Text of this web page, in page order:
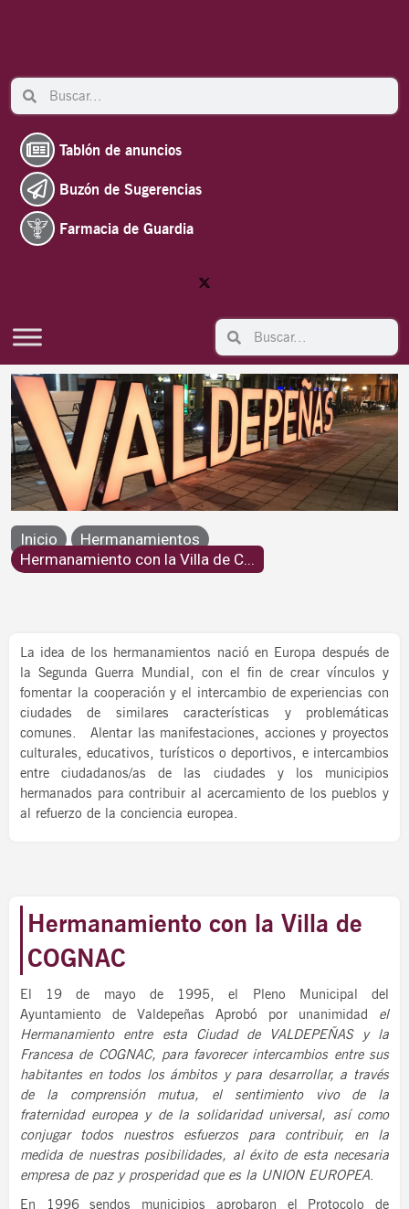
Search Search
Tablón de anuncios
Buzón de Sugerencias
Farmacia de Guardia
Search Search
Hermanamiento con la Villa de
Cognac
Inicio
Hermanamientos
Hermanamiento con la Villa de C...
La idea de los hermanamientos nació en Europa después de
la Segunda Guerra Mundial, con el fin de crear vínculos y
fomentar la cooperación y el intercambio de experiencias con
ciudades de similares características y problemáticas
comunes. Alentar las manifestaciones, acciones y proyectos
culturales, educativos, turísticos o deportivos, e intercambios
entre ciudadanos/as de las ciudades y los municipios
hermanados para contribuir al acercamiento de los pueblos y
al refuerzo de la conciencia europea.
Hermanamiento con la Villa de
COGNAC
El 19 de mayo de 1995, el Pleno Municipal del
Ayuntamiento de Valdepeñas Aprobó por unanimidad el
Hermanamiento entre esta Ciudad de VALDEPEÑAS y la
Francesa de COGNAC, para favorecer intercambios entre sus
habitantes en todos los ámbitos y para desarrollar, a través
de la comprensión mutua, el sentimiento vivo de la
fraternidad europea y de la solidaridad universal, así como
conjugar todos nuestros esfuerzos para contribuir, en la
medida de nuestras posibilidades, al éxito de esta necesaria
empresa de paz y prosperidad que es la UNION EUROPEA.
En 1996 sendos municipios aprobaron el Protocolo de